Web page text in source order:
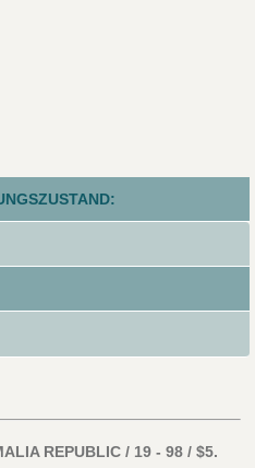
REPUBLIC / 19 - 98 / $5.